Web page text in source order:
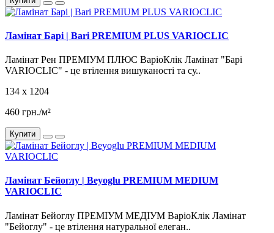
Ламінат Барі | Bari PREMIUM PLUS VARIOCLIC
Ламінат Рен ПРЕМІУМ ПЛЮС ВаріоКлік Ламінат "Барі
VARIOCLIC" - це втілення вишуканості та су..
134 x 1204
460 грн./м²
Купити
Ламінат Бейоглу | Beyoglu PREMIUM MEDIUM
VARIOCLIC
Ламінат Бейоглу ПРЕМІУМ МЕДІУМ ВаріоКлік Ламінат
"Бейоглу" - це втілення натуральної елеган..